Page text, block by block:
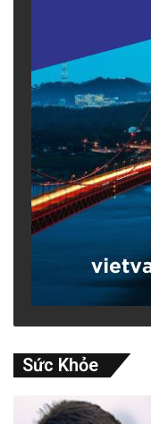
Sức Khỏe